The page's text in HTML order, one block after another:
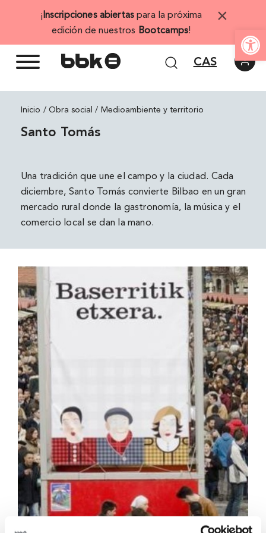
Abrir
¡ Inscripciones abiertas para la próxima
edición de nuestros Bootcamps!
×
CAS
Inicio Medioambiente y territorio
Santo Tomás
Una tradición que une el campo y la ciudad. Cada
diciembre, Santo Tomás convierte Bilbao en un gran
mercado rural donde la gastronomía, la música y el
comercio local se dan la mano.